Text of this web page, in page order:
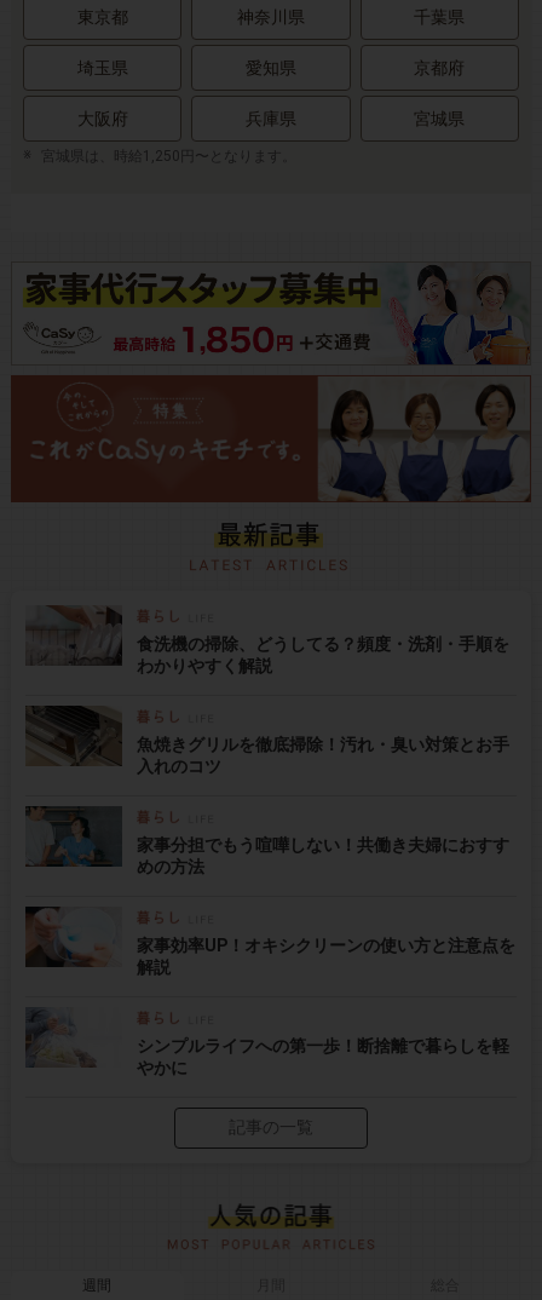
東京都 神奈川県 千葉県
埼玉県 愛知県 京都府
大阪府 兵庫県 宮城県
宮城県は、時給1,250円〜となります。
食洗機の掃除、どうしてる？頻度・洗剤・手順を
わかりやすく解説
魚焼きグリルを徹底掃除！汚れ・臭い対策とお手
入れのコツ
家事分担でもう喧嘩しない！共働き夫婦におすす
めの方法
家事効率UP！オキシクリーンの使い方と注意点を
解説
シンプルライフへの第一歩！断捨離で暮らしを軽
やかに
記事の一覧
週間